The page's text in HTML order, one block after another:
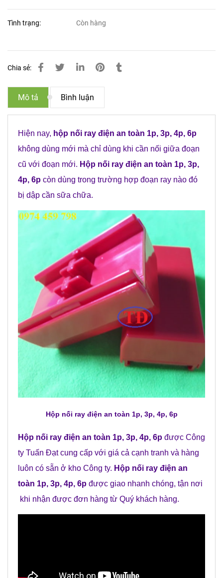
Tình trạng: Còn hàng
Chia sẻ:
Mô tả Bình luận
Hiện nay, hộp nối ray điện an toàn 1p, 3p, 4p, 6p
không dùng mới mà chỉ dùng khi cần nối giữa đoạn
cũ với đoạn mới. Hộp nối ray điện an toàn 1p, 3p,
4p, 6p còn dùng trong trường hợp đoạn ray nào đó
bị dập cần sữa chữa.
Hộp nối ray điện an toàn 1p, 3p, 4p, 6p
Hộp nối ray điện an toàn 1p, 3p, 4p, 6p được Công
ty Tuấn Đạt cung cấp với giá cả cạnh tranh và hàng
luôn có sẵn ở kho Công ty. Hộp nối ray điện an
toàn 1p, 3p, 4p, 6p được giao nhanh chóng, tận nơi
khi nhận được đơn hàng từ Quý khách hàng.